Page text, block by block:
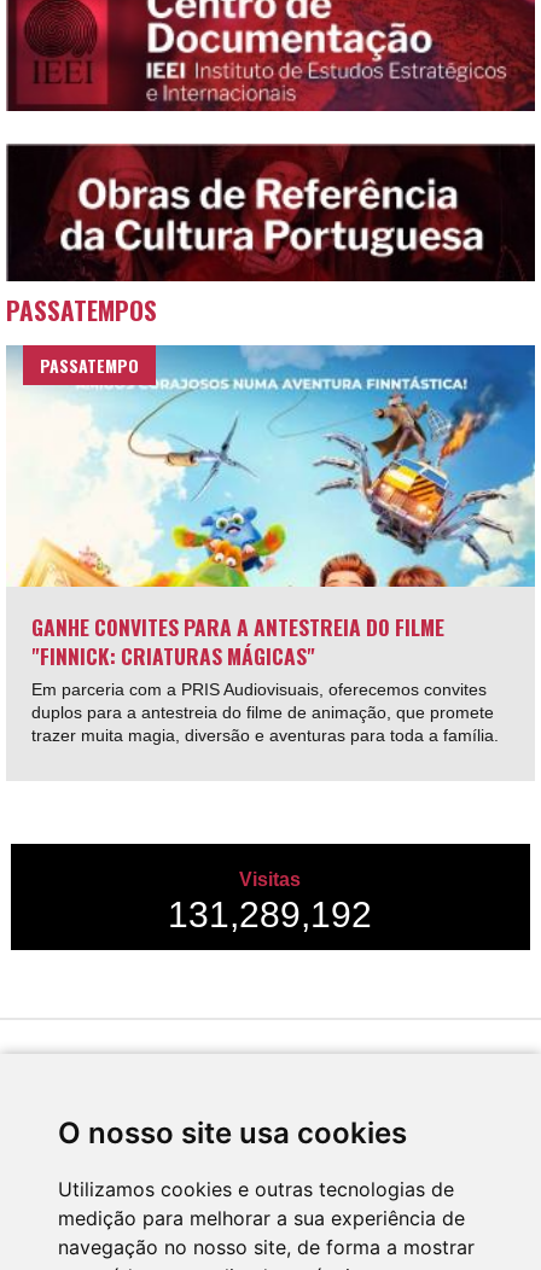
O nosso site usa cookies
Utilizamos cookies e outras tecnologias de
medição para melhorar a sua experiência de
navegação no nosso site, de forma a mostrar
PASSATEMPOS
PASSATEMPO
GANHE CONVITES PARA A ANTESTREIA DO FILME
"FINNICK: CRIATURAS MÁGICAS"
Em parceria com a PRIS Audiovisuais, oferecemos convites
duplos para a antestreia do filme de animação, que promete
trazer muita magia, diversão e aventuras para toda a família.
Visitas
131,289,192